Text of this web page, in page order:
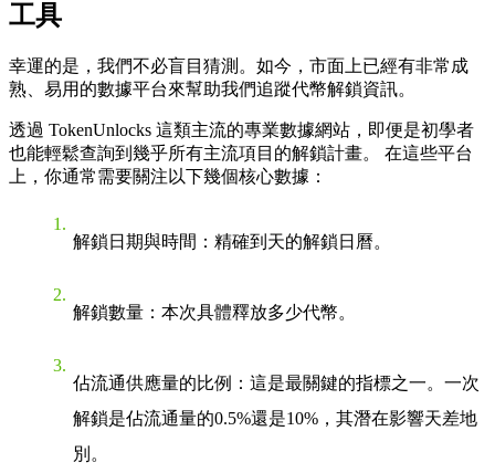
工具
幸運的是，我們不必盲目猜測。如今，市面上已經有非常成
熟、易用的數據平台來幫助我們追蹤代幣解鎖資訊。
透過 TokenUnlocks 這類主流的專業數據網站，即便是初學者
也能輕鬆查詢到幾乎所有主流項目的解鎖計畫。 在這些平台
上，你通常需要關注以下幾個核心數據：
解鎖日期與時間 ：精確到天的解鎖日曆。
解鎖數量 ：本次具體釋放多少代幣。
佔流通供應量的比例 ：這是最關鍵的指標之一。一次
解鎖是佔流通量的0.5%還是10%，其潛在影響天差地
別。